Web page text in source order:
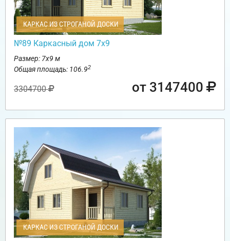
КАРКАС ИЗ СТРОГАНОЙ ДОСКИ
№89 Каркасный дом 7х9
Размер: 7х9 м
Общая площадь: 106.92
3304700 от 3147400
КАРКАС ИЗ СТРОГАНОЙ ДОСКИ